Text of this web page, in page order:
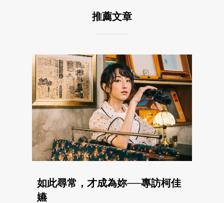
推薦文章
如此尋常，才成為妳──專訪柯佳
嬿